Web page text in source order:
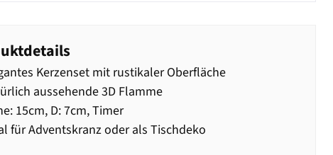
Kerzenset mit rustikaler Oberfläche
aussehende 3D Flamme
15cm, D: 7cm, Timer
für Adventskranz oder als Tischdeko